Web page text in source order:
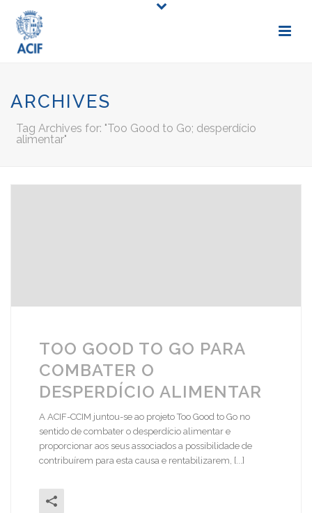
ARCHIVES
Tag Archives for: "Too Good to Go; desperdício
alimentar"
TOO GOOD TO GO PARA
COMBATER O
DESPERDÍCIO ALIMENTAR
A ACIF-CCIM juntou-se ao projeto Too Good to Go no
sentido de combater o desperdício alimentar e
proporcionar aos seus associados a possibilidade de
contribuírem para esta causa e rentabilizarem, [...]